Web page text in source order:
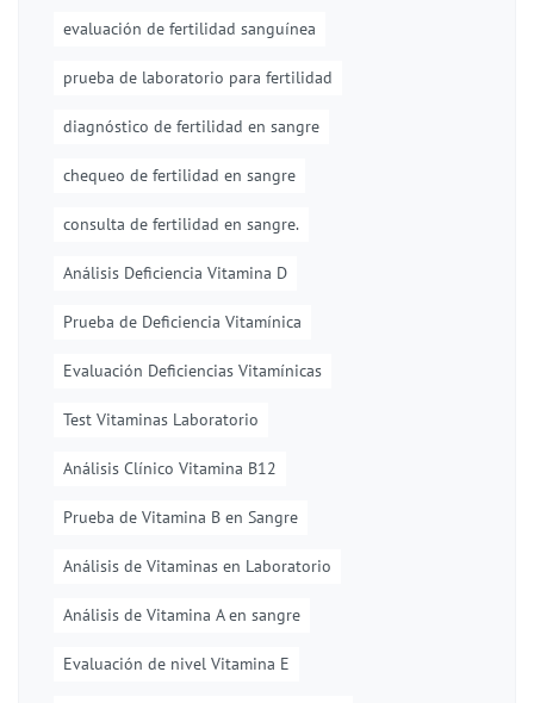
evaluación de fertilidad sanguínea
prueba de laboratorio para fertilidad
diagnóstico de fertilidad en sangre
chequeo de fertilidad en sangre
consulta de fertilidad en sangre.
Análisis Deficiencia Vitamina D
Prueba de Deficiencia Vitamínica
Evaluación Deficiencias Vitamínicas
Test Vitaminas Laboratorio
Análisis Clínico Vitamina B12
Prueba de Vitamina B en Sangre
Análisis de Vitaminas en Laboratorio
Análisis de Vitamina A en sangre
Evaluación de nivel Vitamina E